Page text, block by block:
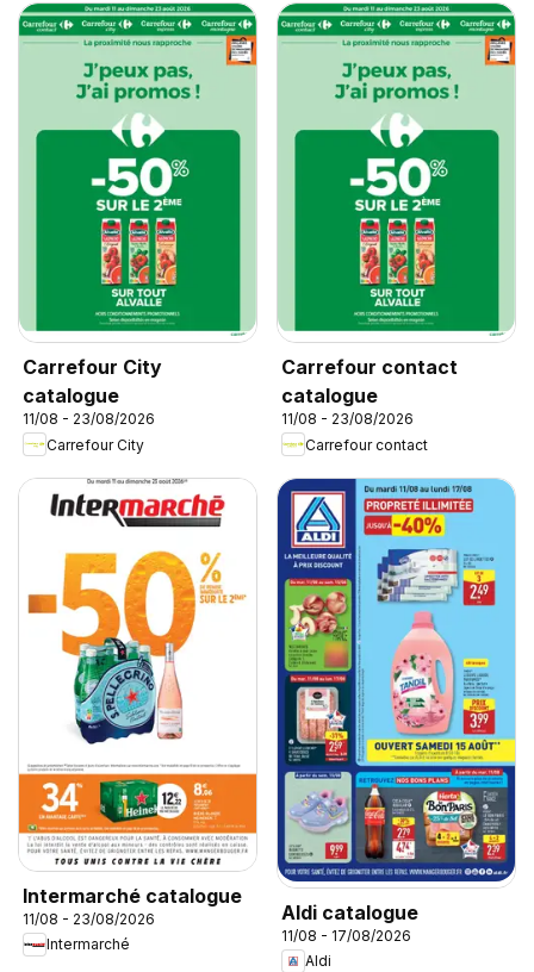
Carrefour City
catalogue
11/08 - 23/08/2026
Carrefour City
Carrefour contact
catalogue
11/08 - 23/08/2026
Carrefour contact
Intermarché catalogue
11/08 - 23/08/2026
Intermarché
Aldi catalogue
11/08 - 17/08/2026
Aldi